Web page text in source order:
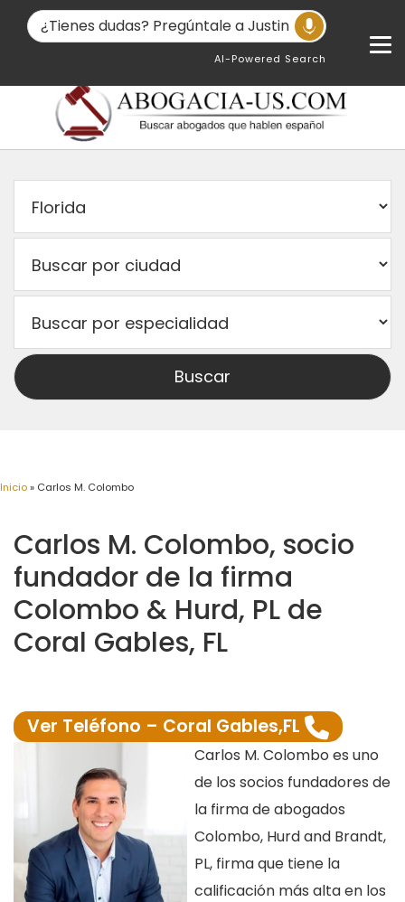
AI-Powered Search
Inicio» Carlos M. Colombo
Carlos M. Colombo, socio
fundador de la firma
Colombo & Hurd, PL de
Coral Gables, FL
Ver Teléfono – Coral Gables,FL
Carlos M. Colombo es uno
de los socios fundadores de
la firma de abogados
Colombo, Hurd and Brandt,
PL, firma que tiene la
calificación más alta en los